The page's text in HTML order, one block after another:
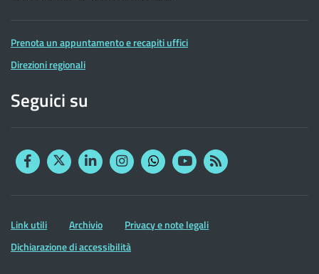
Prenota un appuntamento e recapiti uffici
Direzioni regionali
Seguici su
FacebookTwitterLinkedinInstagram
YouTubeRSS
Altre
informazioni
Link utili Archivio
Privacy e note legali
Dichiarazione di accessibilità